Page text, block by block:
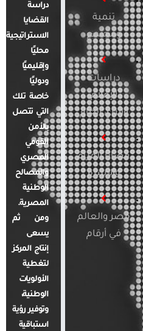
تنمية
ومجتمع
دراسات
الإعلام
والرأي العام
قضايا المرأة
والأسرة
مصر والعالم
في أرقام
دراسة
القضايا
الاستراتيجية
محليًا
وإقليميًا
ودوليًا
خاصة تلك
التي تتصل
بالأمن
القومي
المصري
والمصالح
الوطنية
المصرية.
ومن ثم
يسعى
إنتاج المركز
لتغطية
الأولويات
الوطنية،
وتوفير رؤية
استباقية